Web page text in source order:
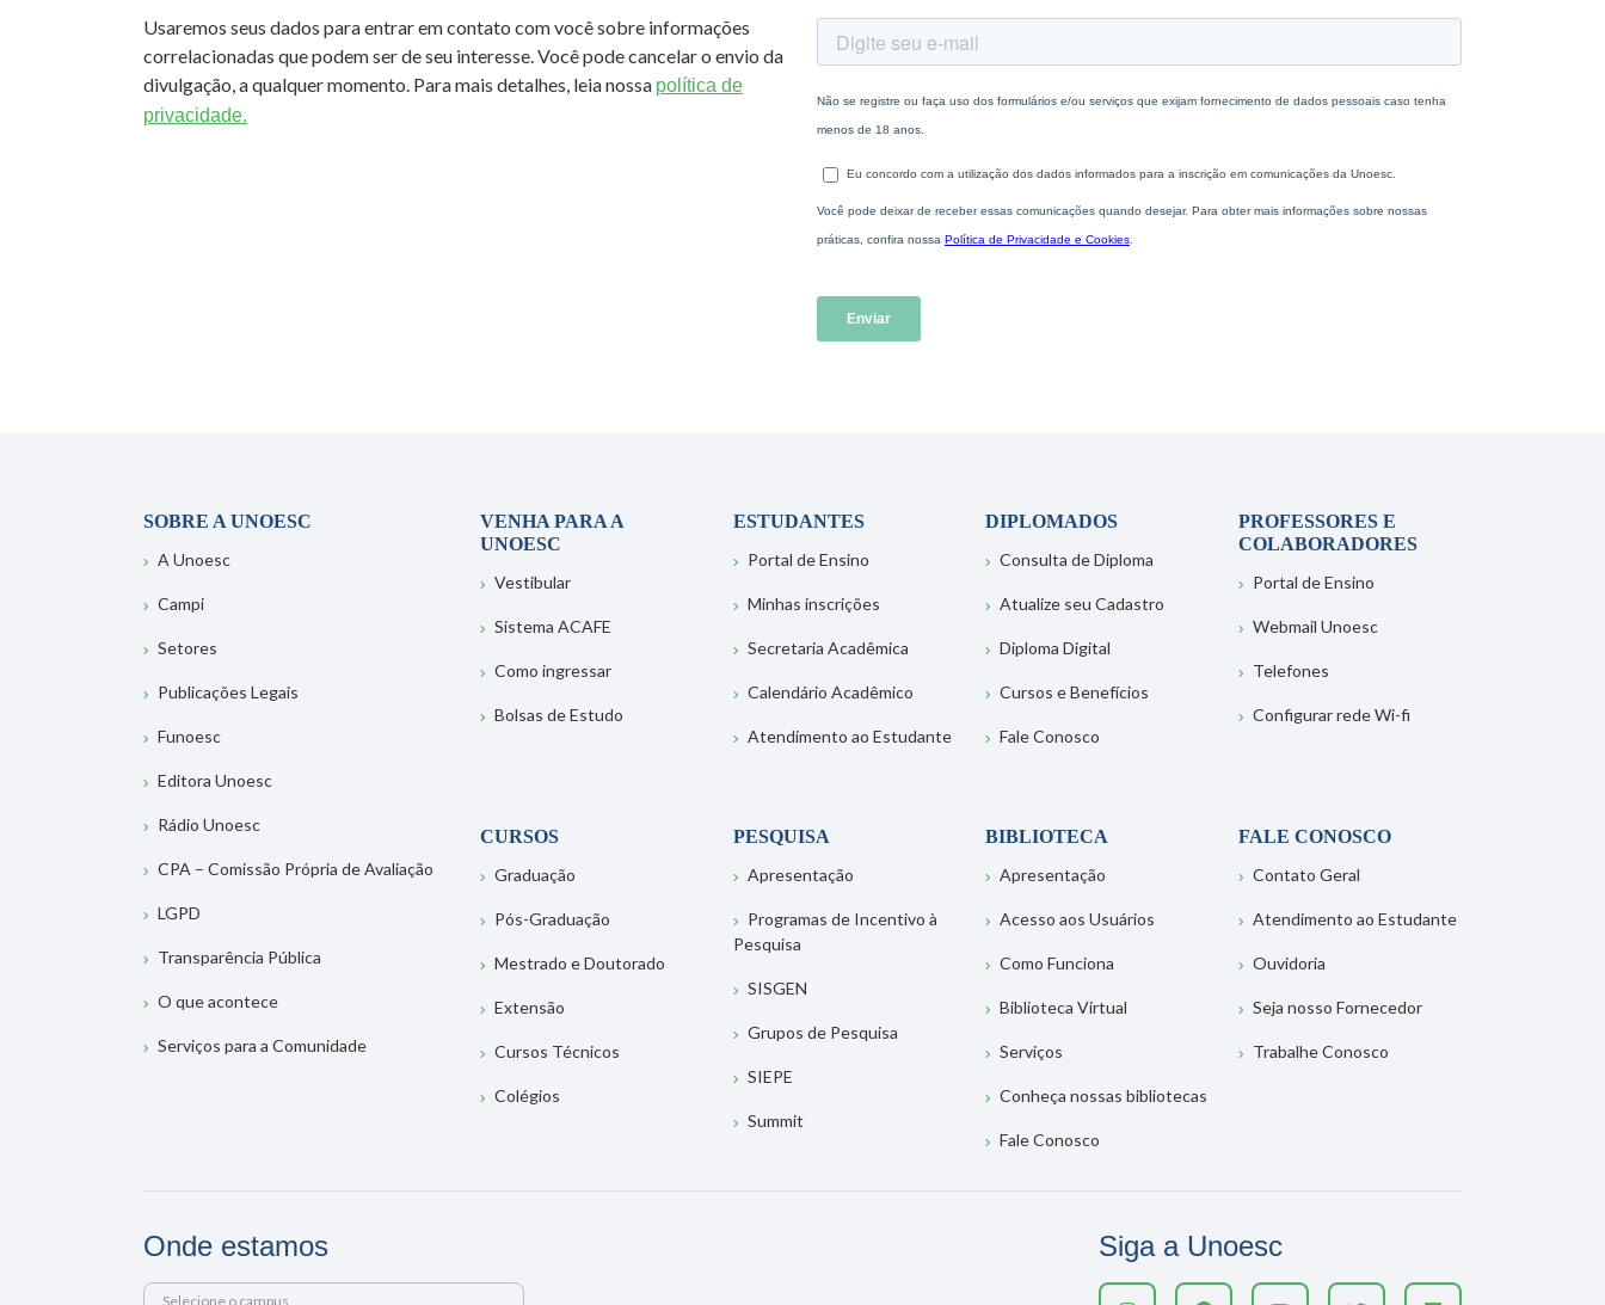
Usaremos seus dados para entrar em contato com você sobre informações
correlacionadas que podem ser de seu interesse. Você pode cancelar o envio da
divulgação, a qualquer momento. Para mais detalhes, leia nossa política de
privacidade.
SOBRE A UNOESC
A Unoesc
Campi
Setores
Publicações Legais
Funoesc
Editora Unoesc
Rádio Unoesc
CPA – Comissão Própria de Avaliação
LGPD
Transparência Pública
O que acontece
Serviços para a Comunidade
VENHA PARA A
UNOESC
Vestibular
Sistema ACAFE
Como ingressar
Bolsas de Estudo
ESTUDANTES
Portal de Ensino
Minhas inscrições
Secretaria Acadêmica
Calendário Acadêmico
Atendimento ao Estudante
DIPLOMADOS
Consulta de Diploma
Atualize seu Cadastro
Diploma Digital
Cursos e Benefícios
Fale Conosco
PROFESSORES E
COLABORADORES
Portal de Ensino
Webmail Unoesc
Telefones
Configurar rede Wi-fi
CURSOS
Graduação
Pós-Graduação
Mestrado e Doutorado
Extensão
Cursos Técnicos
Colégios
PESQUISA
Apresentação
Programas de Incentivo à
Pesquisa
SISGEN
Grupos de Pesquisa
SIEPE
Summit
BIBLIOTECA
Apresentação
Acesso aos Usuários
Como Funciona
Biblioteca Virtual
Serviços
Conheça nossas bibliotecas
Fale Conosco
FALE CONOSCO
Contato Geral
Atendimento ao Estudante
Ouvidoria
Seja nosso Fornecedor
Trabalhe Conosco
Onde estamos
Selecione o campus
Siga a Unoesc